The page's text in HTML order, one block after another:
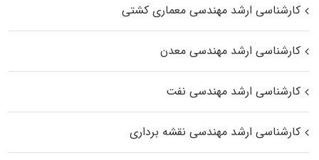
کارشناسی ارشد مهندسی معماری کشتی
کارشناسی ارشد مهندسی معدن
کارشناسی ارشد مهندسی نفت
کارشناسی ارشد مهندسی نقشه برداری